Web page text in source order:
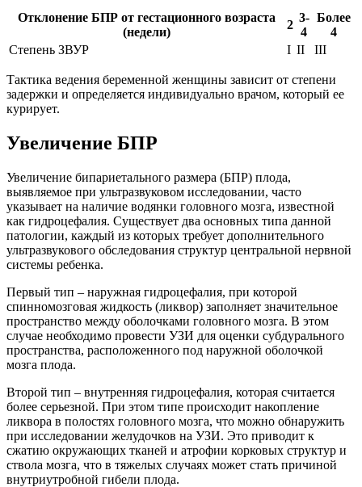
Отклонение БПР от гестационного возраста
(недели)
2
3-
4
Более
4
Степень ЗВУР
I II III
Тактика ведения беременной женщины зависит от степени
задержки и определяется индивидуально врачом, который ее
курирует.
Увеличение БПР
Увеличение бипариетального размера (БПР) плода,
выявляемое при ультразвуковом исследовании, часто
указывает на наличие водянки головного мозга, известной
как гидроцефалия. Существует два основных типа данной
патологии, каждый из которых требует дополнительного
ультразвукового обследования структур центральной нервной
системы ребенка.
Первый тип – наружная гидроцефалия, при которой
спинномозговая жидкость (ликвор) заполняет значительное
пространство между оболочками головного мозга. В этом
случае необходимо провести УЗИ для оценки субдурального
пространства, расположенного под наружной оболочкой
мозга плода.
Второй тип – внутренняя гидроцефалия, которая считается
более серьезной. При этом типе происходит накопление
ликвора в полостях головного мозга, что можно обнаружить
при исследовании желудочков на УЗИ. Это приводит к
сжатию окружающих тканей и атрофии корковых структур и
ствола мозга, что в тяжелых случаях может стать причиной
внутриутробной гибели плода.